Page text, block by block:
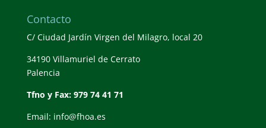
Contacto
C/ Ciudad Jardín Virgen del Milagro, local 20
34190 Villamuriel de Cerrato
Palencia
Tfno y Fax: 979 74 41 71
Email: info@fhoa.es